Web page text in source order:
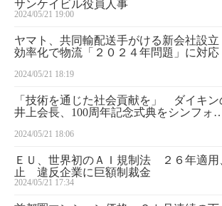
サンケイビル役員人事
2024/05/21 19:00
ヤマト、共同輸配送手がける新会社設
効率化で物流「２０２４年問題」に対応
2024/05/21 18:19
「技術を通じた社会貢献を」 ダイキン
井上会長、100周年記念式典をシンフォ
2024/05/21 18:06
ＥＵ、世界初のＡＩ規制法 ２６年適用
止 違反企業に巨額制裁金
2024/05/21 17:34